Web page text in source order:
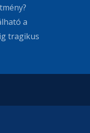
a
tragikus